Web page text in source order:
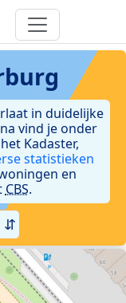
in duidelijke
vind je onder
Kadaster,
statistieken
en
CBS.
⇵